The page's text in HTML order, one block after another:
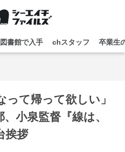
書館で入手 chスタッフ 卒業生
って帰って欲しい」
小泉監督『線は、
挨拶